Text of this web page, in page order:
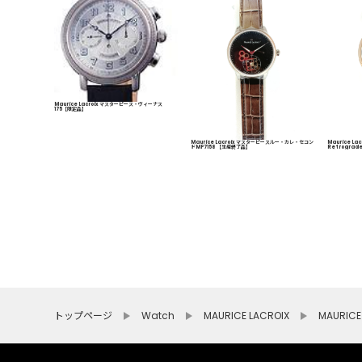
Maurice Lacroix マスターピース・ヴィーナス
175【限定品】
Maurice Lacroix マスターピースルー・カレ・セコン
ドMP7158 【生産終了品】
Maurice
Retrograde
産終了品】
トップページ Watch MAURICE LACROIX